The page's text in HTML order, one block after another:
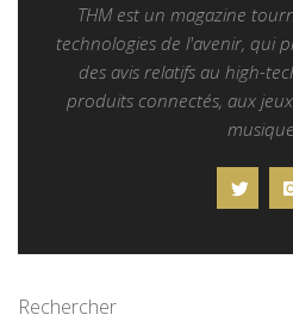
THM est un magazine
technologies de l'avenir, qui
des avis relatifs au high-
produits connectés, aux
musique...
Rechercher